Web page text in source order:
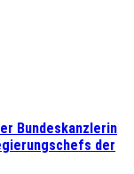
Bundeskanzlerin
der